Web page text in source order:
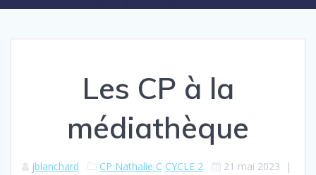
Les CP à la
médiathèque
jblanchard CP Nathalie C CYCLE 2 21 mai 2023 |